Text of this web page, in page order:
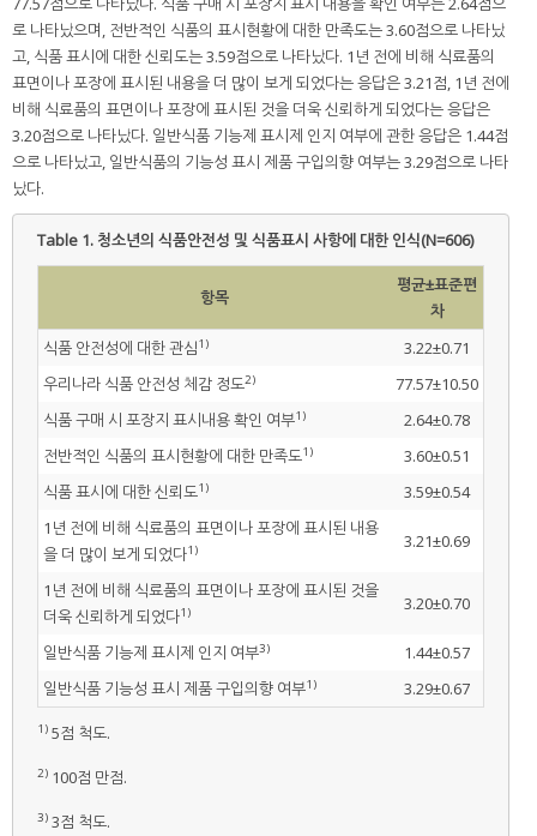
로 나타났으며, 전반적인 식품의 표시현황에 대한 만족도는 3.60점으로 나타났
고, 식품 표시에 대한 신뢰도는 3.59점으로 나타났다. 1년 전에 비해 식료품의
표면이나 포장에 표시된 내용을 더 많이 보게 되었다는 응답은 3.21점, 1년 전에
비해 식료품의 표면이나 포장에 표시된 것을 더욱 신뢰하게 되었다는 응답은
3.20점으로 나타났다. 일반식품 기능제 표시제 인지 여부에 관한 응답은 1.44점
으로 나타났고, 일반식품의 기능성 표시 제품 구입의향 여부는 3.29점으로 나타
났다.
Table 1. 청소년의 식품안전성 및 식품표시 사항에 대한 인식(N=606)
항목
평균±표준편
차
식품 안전성에 대한 관심1)
3.22±0.71
우리나라 식품 안전성 체감 정도2)
77.57±10.50
식품 구매 시 포장지 표시내용 확인 여부1)
2.64±0.78
전반적인 식품의 표시현황에 대한 만족도1)
3.60±0.51
식품 표시에 대한 신뢰도1)
3.59±0.54
1년 전에 비해 식료품의 표면이나 포장에 표시된 내용
을 더 많이 보게 되었다1) 3.21±0.69
1년 전에 비해 식료품의 표면이나 포장에 표시된 것을
더욱 신뢰하게 되었다1) 3.20±0.70
일반식품 기능제 표시제 인지 여부3)
1.44±0.57
일반식품 기능성 표시 제품 구입의향 여부1) 3.29±0.67
1) 5점 척도.
2) 100점 만점.
3) 3점 척도.